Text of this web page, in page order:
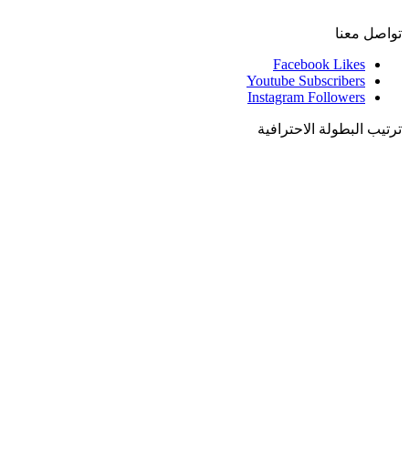
تواصل معنا
Facebook Likes
Youtube Subscribers
Instagram Followers
ترتيب البطولة الاحترافية